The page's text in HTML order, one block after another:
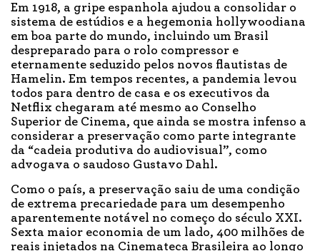
Em 1918, a gripe espanhola ajudou a consolidar o
sistema de estúdios e a hegemonia hollywoodiana
em boa parte do mundo, incluindo um Brasil
despreparado para o rolo compressor e
eternamente seduzido pelos novos flautistas de
Hamelin. Em tempos recentes, a pandemia levou
todos para dentro de casa e os executivos da
Netflix chegaram até mesmo ao Conselho
Superior de Cinema, que ainda se mostra infenso a
considerar a preservação como parte integrante
da “cadeia produtiva do audiovisual”, como
advogava o saudoso Gustavo Dahl.
Como o país, a preservação saiu de uma condição
de extrema precariedade para um desempenho
aparentemente notável no começo do século XXI.
Sexta maior economia de um lado, 400 milhões de
reais injetados na Cinemateca Brasileira ao longo